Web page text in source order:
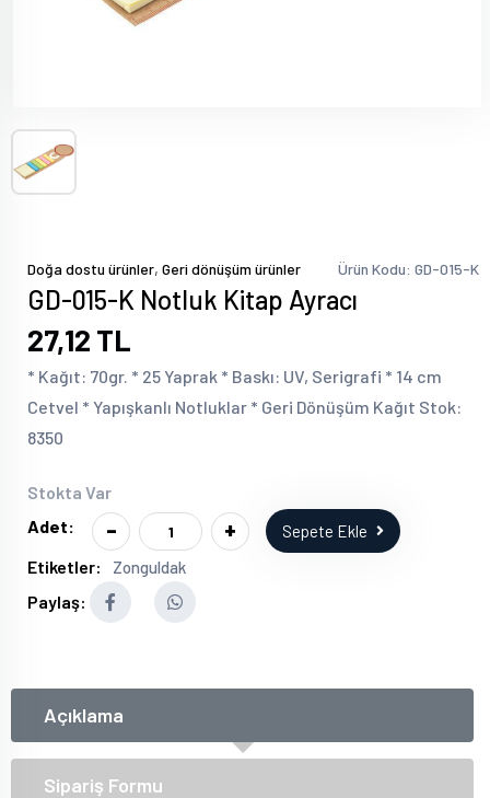
Doğa dostu ürünler, Geri dönüşüm ürünler Ürün Kodu: GD-015-K
GD-015-K Notluk Kitap Ayracı
27,12 TL
* Kağıt: 70gr. * 25 Yaprak * Baskı: UV, Serigrafi * 14 cm
Cetvel * Yapışkanlı Notluklar * Geri Dönüşüm Kağıt Stok:
8350
Stokta Var
Adet:
- + Sepete Ekle
Etiketler: Zonguldak
Paylaş:
Açıklama
Sipariş Formu